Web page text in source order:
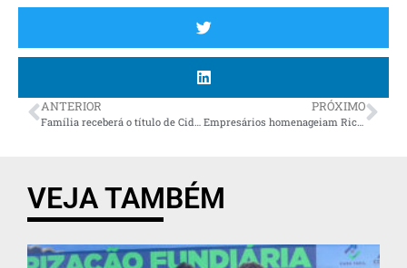
ANTERIOR PRÓXIMO
Empresários homenageiam Ricardo Barros em Maringá
VEJA TAMBÉM